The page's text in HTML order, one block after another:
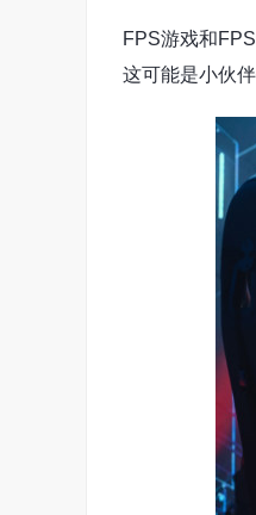
FPS游戏和
这可能是小伙